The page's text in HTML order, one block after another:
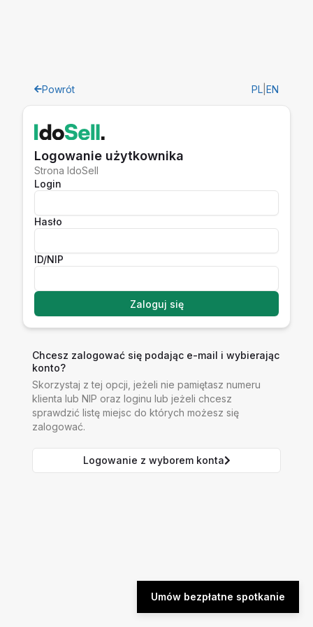
Powrót PL EN
Logowanie użytkownika
Strona IdoSell
Login
Hasło
ID/NIP
Zaloguj się
Chcesz zalogować się podając e-mail i wybierając
konto?
Skorzystaj z tej opcji, jeżeli nie pamiętasz numeru
klienta lub NIP oraz loginu lub jeżeli chcesz
sprawdzić listę miejsc do których możesz się
zalogować.
Logowanie z wyborem konta
Umów bezpłatne spotkanie